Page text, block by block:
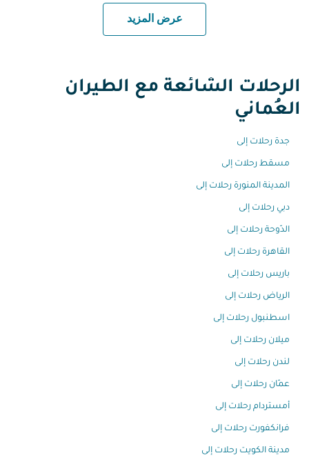
عرض المزيد
الرحلات الشائعة مع الطيران
العُماني
جدة رحلات إلى
مسقط رحلات إلى
المدينة المنورة رحلات إلى
دبي رحلات إلى
الدّوحة رحلات إلى
القاهرة رحلات إلى
باريس رحلات إلى
الرياض رحلات إلى
اسطنبول رحلات إلى
ميلان رحلات إلى
لندن رحلات إلى
عمّان رحلات إلى
أمستردام رحلات إلى
فرانكفورت رحلات إلى
مدينة الكويت رحلات إلى